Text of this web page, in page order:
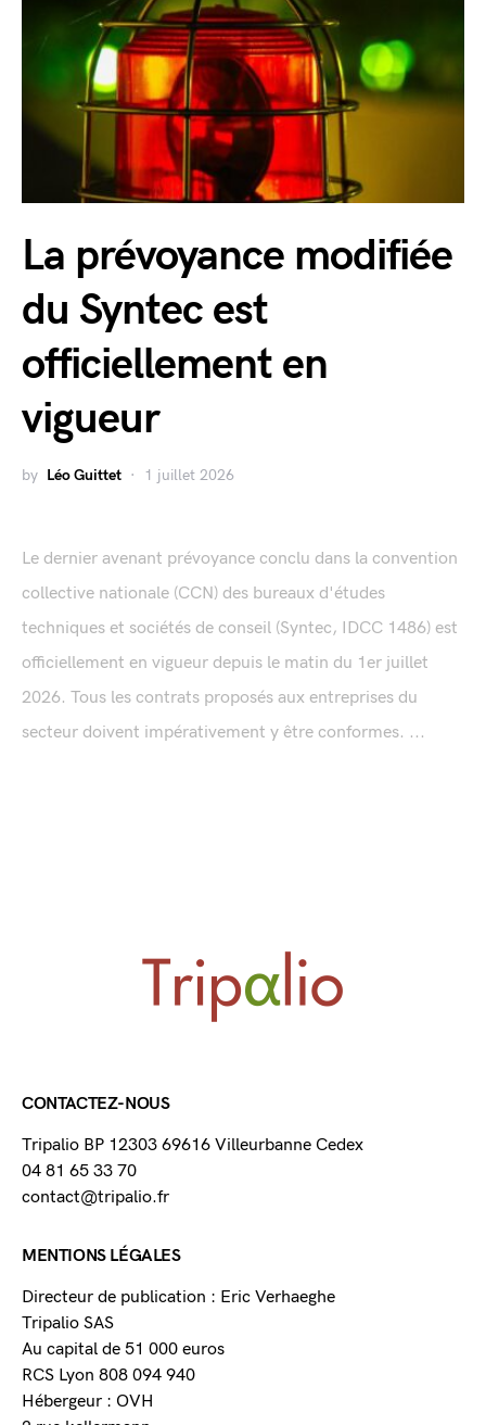
La prévoyance modifiée
du Syntec est
officiellement en
vigueur
by Léo Guittet 1 juillet 2026
Le dernier avenant prévoyance conclu dans la convention
collective nationale (CCN) des bureaux d'études
techniques et sociétés de conseil (Syntec, IDCC 1486) est
officiellement en vigueur depuis le matin du 1er juillet
2026. Tous les contrats proposés aux entreprises du
secteur doivent impérativement y être conformes. ...
CONTACTEZ-NOUS
Tripalio BP 12303 69616 Villeurbanne Cedex
04 81 65 33 70
contact@tripalio.fr
MENTIONS LÉGALES
Directeur de publication : Eric Verhaeghe
Tripalio SAS
Au capital de 51 000 euros
RCS Lyon 808 094 940
Hébergeur : OVH